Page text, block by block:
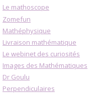
Le mathoscope
Zomefun
Mathéphysique
Livraison mathématique
Le webinet des curiosités
Images des Mathématiques
Dr Goulu
Perpendiculaires